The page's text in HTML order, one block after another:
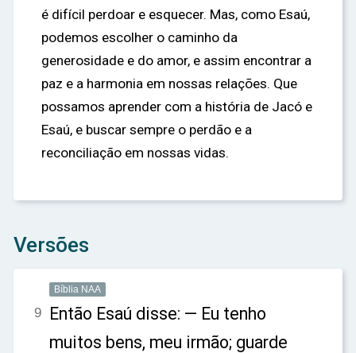
é difícil perdoar e esquecer. Mas, como Esaú,
podemos escolher o caminho da
generosidade e do amor, e assim encontrar a
paz e a harmonia em nossas relações. Que
possamos aprender com a história de Jacó e
Esaú, e buscar sempre o perdão e a
reconciliação em nossas vidas.
Versões
Bíblia NAA
9 Então Esaú disse: — Eu tenho
muitos bens, meu irmão; guarde